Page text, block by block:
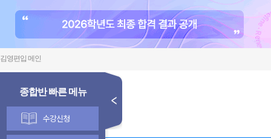
김영편입 메인
종합반 빠른 메뉴
수강신청